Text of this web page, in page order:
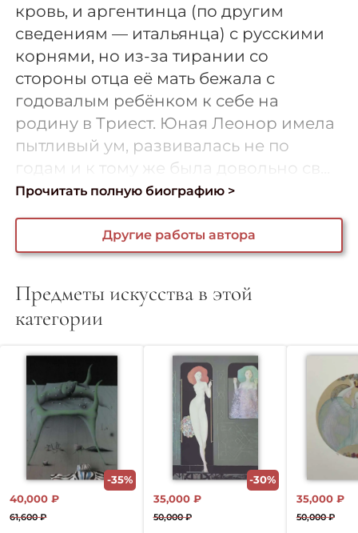
кровь, и аргентинца (по другим
сведениям — итальянца) с русскими
корнями, но из-за тирании со
стороны отца её мать бежала с
годовалым ребёнком к себе на
родину в Триест. Юная Леонор имела
пытливый ум, развивалась не по
годам и к тому же была довольно св...
Прочитать полную биографию >
Другие работы автора
Предметы искусства в этой
категории
-35%
61,600₽
40,000₽
-30%
50,000₽
35,000 ₽
50,000₽
35,000 ₽